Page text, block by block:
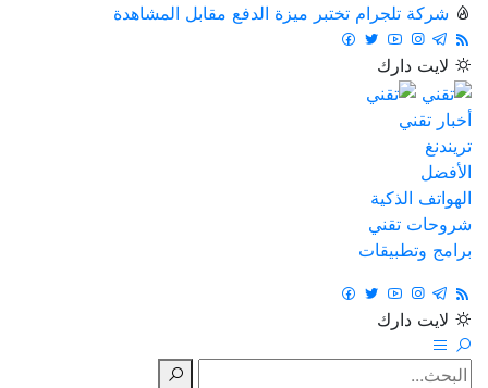
شركة تلجرام تختبر ميزة الدفع مقابل المشاهدة
لايت دارك
أخبار تقني
تريندنغ
الأفضل
الهواتف الذكية
شروحات تقني
برامج وتطبيقات
لايت دارك